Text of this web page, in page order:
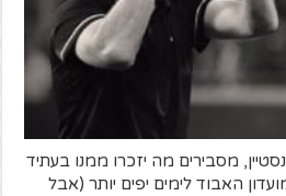
מסבירים מה יזכרו ממנו בעתיד
האבוד לימים יפים יותר (אבל